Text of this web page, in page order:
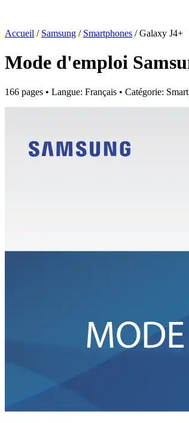
Accueil / Samsung / Smartphones / Galaxy J4+
Mode d'emploi
166 pages • Langue: Français • Catégorie: